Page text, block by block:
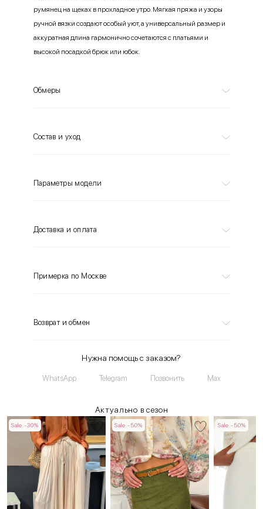
румянец на щеках в прохладное утро. Мягкая пряжа и узоры
ручной вязки создают особый уют, а универсальный размер и
аккуратная длина гармонично сочетаются с платьями и
высокой посадкой брюк или юбок.
Обмеры
Состав и уход
Параметры модели
Доставка и оплата
Примерка по Москве
Возврат и обмен
Нужна помощь с заказом?
WhatsApp Telegram Позвонить Max
Актуально в сезон
Sale -30% Sale -50% Sale -50%